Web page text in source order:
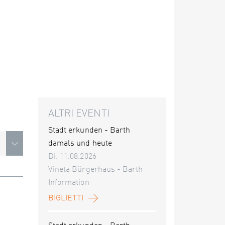
ALTRI EVENTI
Stadt erkunden - Barth
damals und heute
Di. 11.08.2026
Vineta Bürgerhaus - Barth
Information
BIGLIETTI